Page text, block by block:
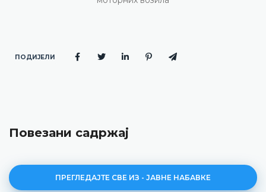
ПОДИЈЕЛИ
Повезани садржај
ПРЕГЛЕДАЈТЕ СВЕ ИЗ - ЈАВНЕ НАБАВКЕ